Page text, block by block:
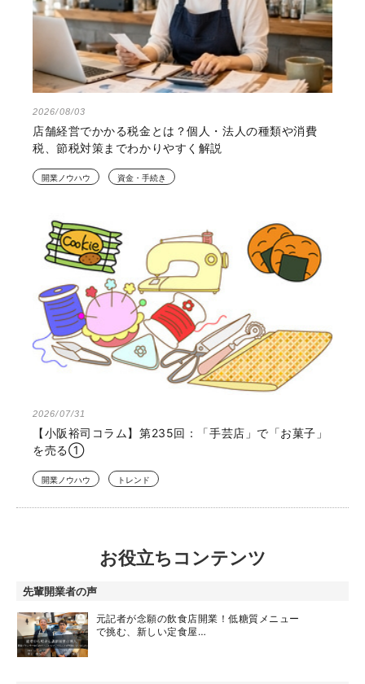
2026/08/03
店舗経営でかかる税金とは？個人・法人の種類や消費
税、節税対策までわかりやすく解説
開業ノウハウ 資金・手続き
2026/07/31
【小阪裕司コラム】第235回：「手芸店」で「お菓子」
を売る①
開業ノウハウ トレンド
お役立ちコンテンツ
先輩開業者の声
元記者が念願の飲食店開業！低糖質メニュー
で挑む、新しい定食屋…